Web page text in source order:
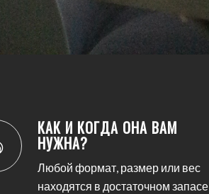
КАК И КОГДА ОНА ВАМ
НУЖНА?
Любой формат, размер или вес
находятся в достаточном запасе